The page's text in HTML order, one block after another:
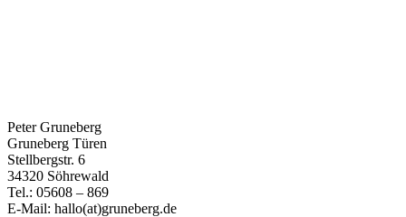
Peter Gruneberg
Gruneberg Türen
Stellbergstr. 6
34320 Söhrewald
Tel.: 05608 – 869
E-Mail: hallo(at)gruneberg.de